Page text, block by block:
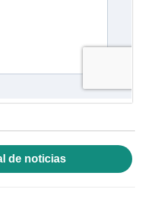
de noticias